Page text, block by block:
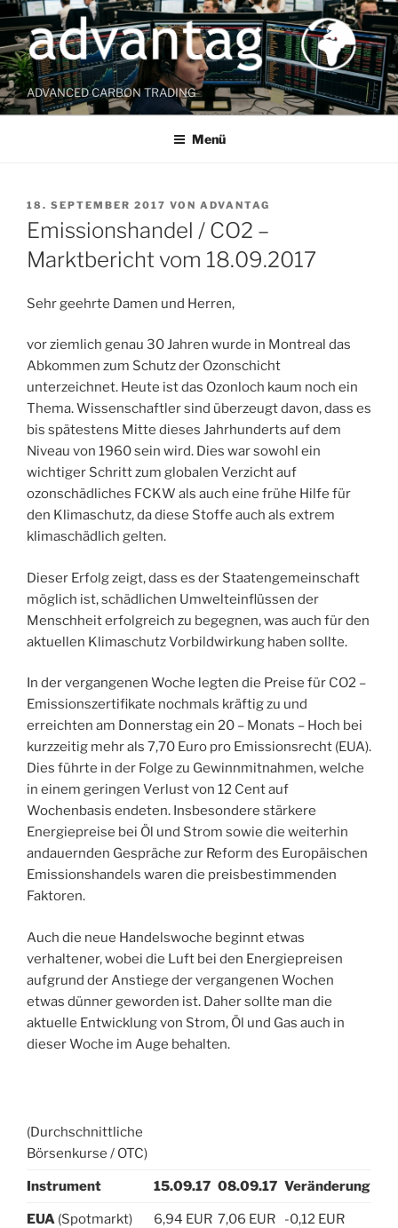
Zum
Inhalt
springen
ADVANCED CARBON TRADING
Menü
VERÖFFENTLICHT
AM
18. SEPTEMBER 2017 VON ADVANTAG
Emissionshandel / CO2 –
Marktbericht vom 18.09.2017
Sehr geehrte Damen und Herren,
vor ziemlich genau 30 Jahren wurde in Montreal das
Abkommen zum Schutz der Ozonschicht
unterzeichnet. Heute ist das Ozonloch kaum noch ein
Thema. Wissenschaftler sind überzeugt davon, dass es
bis spätestens Mitte dieses Jahrhunderts auf dem
Niveau von 1960 sein wird. Dies war sowohl ein
wichtiger Schritt zum globalen Verzicht auf
ozonschädliches FCKW als auch eine frühe Hilfe für
den Klimaschutz, da diese Stoffe auch als extrem
klimaschädlich gelten.
Dieser Erfolg zeigt, dass es der Staatengemeinschaft
möglich ist, schädlichen Umwelteinflüssen der
Menschheit erfolgreich zu begegnen, was auch für den
aktuellen Klimaschutz Vorbildwirkung haben sollte.
In der vergangenen Woche legten die Preise für CO2 –
Emissionszertifikate nochmals kräftig zu und
erreichten am Donnerstag ein 20 – Monats – Hoch bei
kurzzeitig mehr als 7,70 Euro pro Emissionsrecht (EUA).
Dies führte in der Folge zu Gewinnmitnahmen, welche
in einem geringen Verlust von 12 Cent auf
Wochenbasis endeten. Insbesondere stärkere
Energiepreise bei Öl und Strom sowie die weiterhin
andauernden Gespräche zur Reform des Europäischen
Emissionshandels waren die preisbestimmenden
Faktoren.
Auch die neue Handelswoche beginnt etwas
verhaltener, wobei die Luft bei den Energiepreisen
aufgrund der Anstiege der vergangenen Wochen
etwas dünner geworden ist. Daher sollte man die
aktuelle Entwicklung von Strom, Öl und Gas auch in
dieser Woche im Auge behalten.
(Durchschnittliche
Börsenkurse / OTC)
Instrument 15.09.17 08.09.17 Veränderung
EUA (Spotmarkt) 6,94 EUR 7,06 EUR -0,12 EUR